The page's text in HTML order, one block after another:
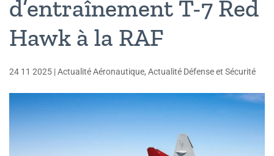
d’entraînement T-7 Red
Hawk à la RAF
24 11 2025 |Actualité Aéronautique, Actualité Défense et Sécurité